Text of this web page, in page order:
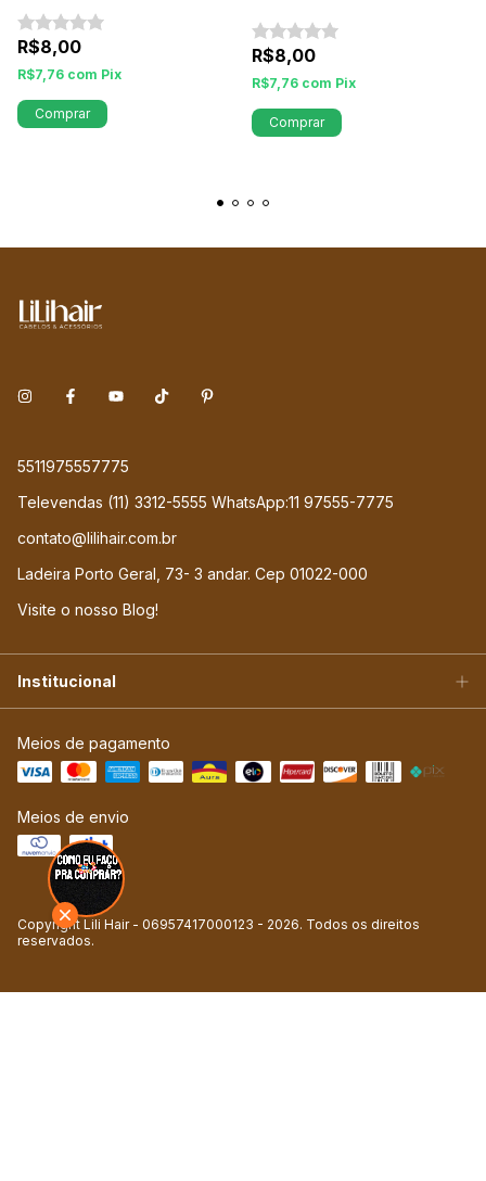
R$8,00
R$7,76 com Pix
Comprar
R$8,00
R$7,76 com Pix
Comprar
5511975557775
Televendas (11) 3312-5555 WhatsApp:11 97555-7775
contato@lilihair.com.br
Ladeira Porto Geral, 73- 3 andar. Cep 01022-000
Visite o nosso Blog!
Institucional
Meios de pagamento
Meios de envio
Copyright Lili Hair - 06957417000123 - 2026. Todos os direitos
reservados.